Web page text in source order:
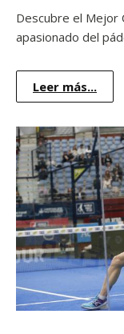
Descubre el Mejor
apasionado del
Leer más...